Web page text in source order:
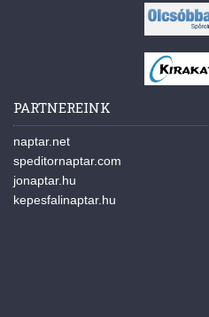
PARTNEREINK
naptar.net
speditornaptar.com
jonaptar.hu
kepesfalinaptar.hu